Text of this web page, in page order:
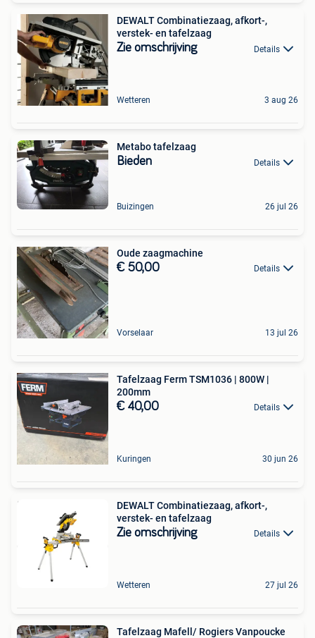
DEWALT Combinatiezaag, afkort-,
verstek- en tafelzaag
Zie omschrijving Details
Wetteren 3 aug 26
Metabo tafelzaag
Bieden Details
Buizingen 26 jul 26
Oude zaagmachine
€ 50,00 Details
Vorselaar 13 jul 26
Tafelzaag Ferm TSM1036 | 800W |
200mm
€ 40,00 Details
Kuringen 30 jun 26
DEWALT Combinatiezaag, afkort-,
verstek- en tafelzaag
Zie omschrijving Details
Wetteren 27 jul 26
Tafelzaag Mafell/ Rogiers Vanpoucke